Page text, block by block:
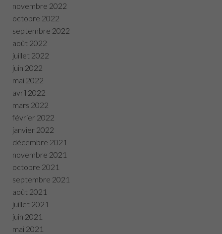
novembre 2022
octobre 2022
septembre 2022
août 2022
juillet 2022
juin 2022
mai 2022
avril 2022
mars 2022
février 2022
janvier 2022
décembre 2021
novembre 2021
octobre 2021
septembre 2021
août 2021
juillet 2021
juin 2021
mai 2021